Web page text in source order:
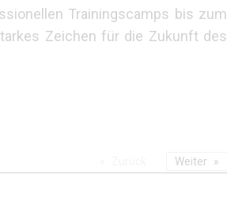
Trainingscamps bis zum
Zeichen für die Zukunft des
Weiter